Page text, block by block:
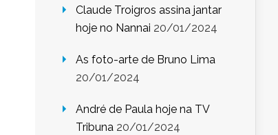
Claude Troigros assina jantar
hoje no Nannai 20/01/2024
As foto-arte de Bruno Lima
20/01/2024
André de Paula hoje na TV
Tribuna 20/01/2024